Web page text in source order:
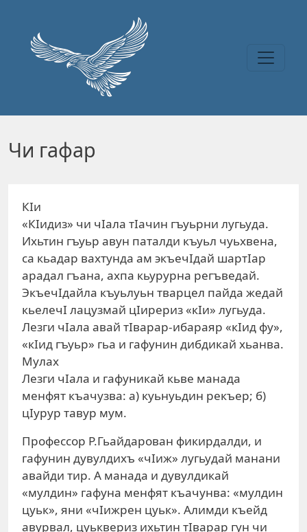
Чи гафар
КIи
«КIидиз» чи чIала тIачин гъуьрни лугьуда.
Ихьтин гъуьр авун паталди къуьл чуьхвена,
са кьадар вахтунда ам экъечIдай шартIар
арадал гъана, ахпа кьурурна регъведай.
ЭкъечIдайла къуьлуьн тварцел пайда жедай
кьелечI лацузмай цIирериз «кIи» лугьуда.
Лезги чIала авай тIварар-ибараяр «кIид фу»,
«кIид гъуьр» гьа и гафунин дибдикай хьанва.
Мулах
Лезги чIала и гафуникай кьве манада
менфят къачузва: а) куьнуьдин рекъер; б)
цIурур тавур мум.
Профессор Р.Гьайдарован фикирдалди, и
гафунин дувулдихъ «чIиж» лугьудай манани
авайди тир. А манада и дувулдикай
«мулдин» гафуна менфят къачунва: «мулдин
цуьк», яни «чIижрен цуьк». Алимди къейд
авурвал, цуьквериз ихьтин тIварар гун чи